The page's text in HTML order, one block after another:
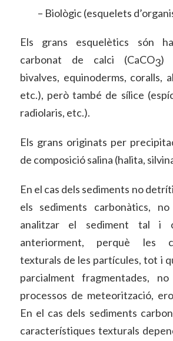
– Biològic (esquelets
Els grans esquelètics són
carbonat de calci (CaCO3)
bivalves, equinoderms, coralls,
etc.), però també de sílice
radiolaris, etc.).
Els grans originats per
de composició salina (halita,
En el cas dels sediments no
els sediments carbonàtics,
analitzar el sediment tal i
anteriorment, perquè les
texturals de les partícules, tot i
parcialment fragmentades,
processos de meteorització,
En el cas dels sediments
característiques texturals